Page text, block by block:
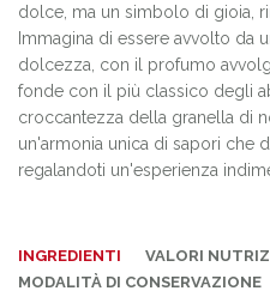
dolce, ma un simbolo di gioia,
Immagina di essere avvolto da
dolcezza, con il profumo
fonde con il più classico degli
croccantezza della granella di
un'armonia unica di sapori che
regalandoti un'esperienza
INGREDIENTI
VALORI
MODALITÀ DI CONSERVAZIONE